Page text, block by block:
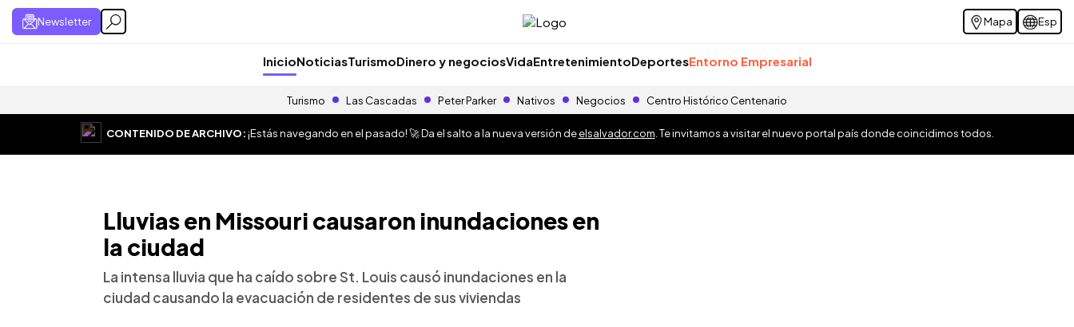
Newsletter Mapa Esp
InicioNoticiasTurismoDinero y negociosVidaEntretenimientoDeportesEntorno Empresarial
Turismo Las Cascadas Peter Parker Nativos Negocios Centro Histórico Centenario
CONTENIDO DE ARCHIVO:¡Estás navegando en el pasado! 🚀 Da el salto a la nueva versión deelsalvador.com . Te invitamos a visitar el nuevo portal país donde coincidimos todos.
Lluvias en Missouri causaron inundaciones en
la ciudad
La intensa lluvia que ha caído sobre St. Louis causó inundaciones en la
ciudad causando la evacuación de residentes de sus viviendas